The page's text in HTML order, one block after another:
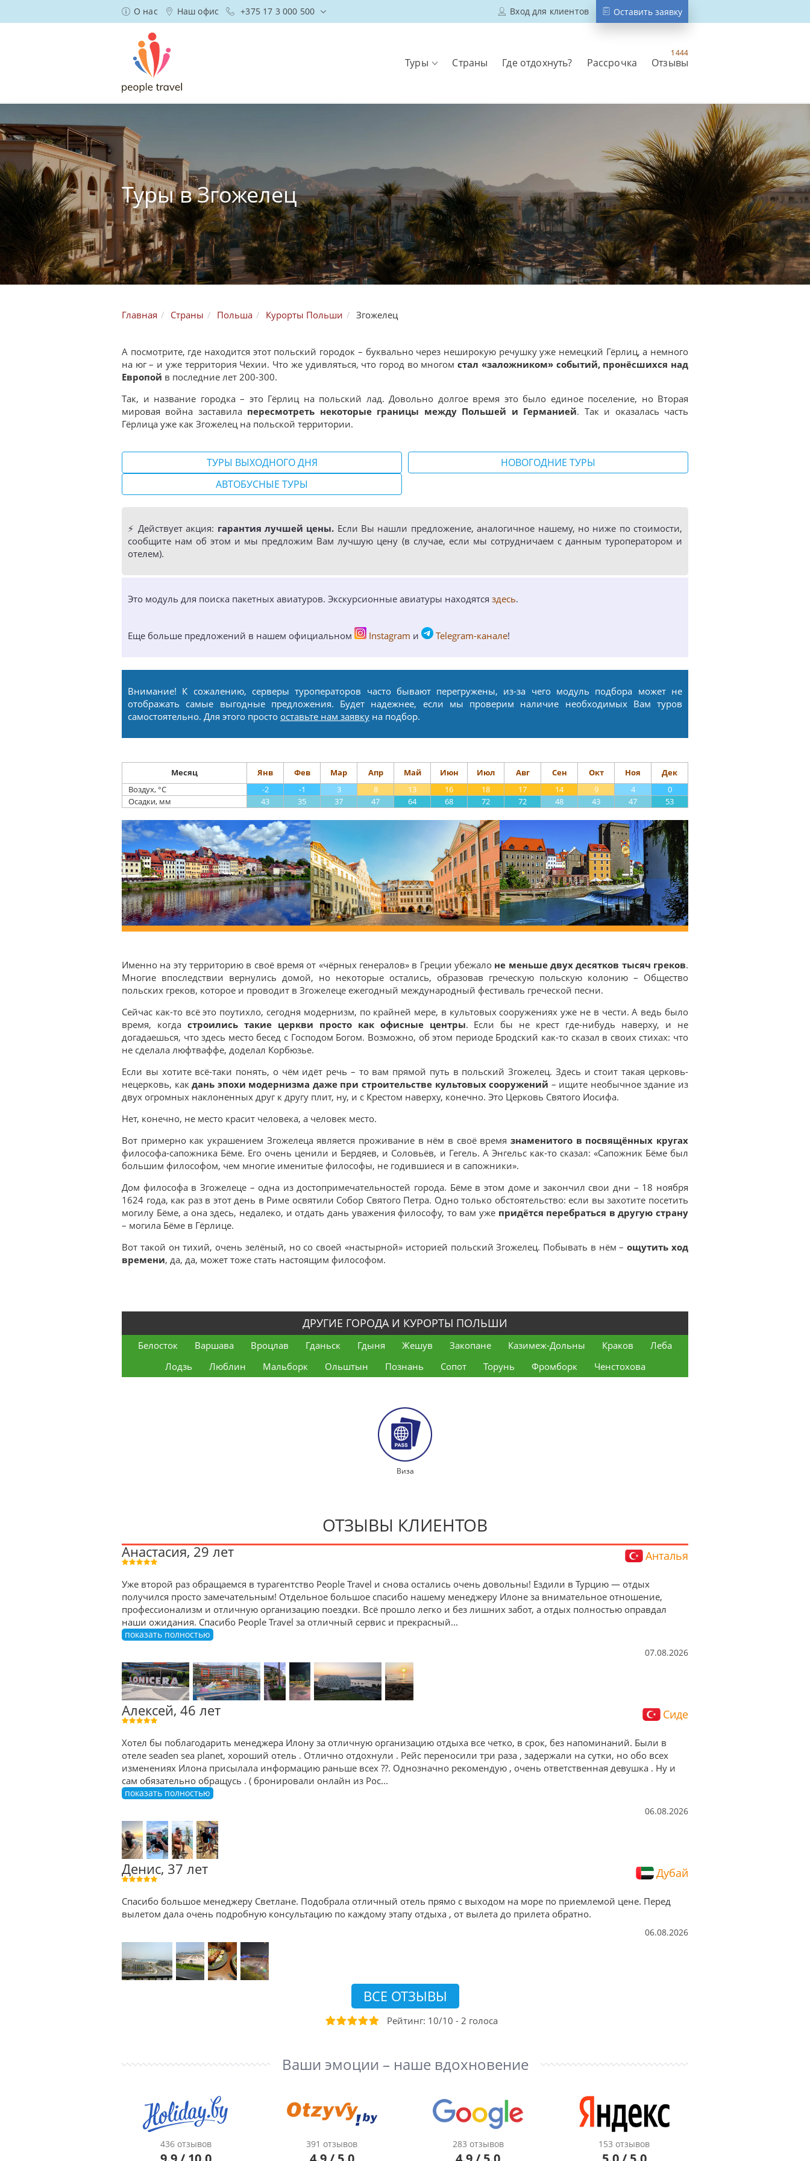
О нас Наш офис +375 17 3 000 500 Вход для клиентов Оставить заявку
Туры Страны Где отдохнуть? Рассрочка Отзывы
1444
Туры в Згожелец
Главная Страны Польша Курорты Польши Згожелец
А посмотрите, где находится этот польский городок – буквально через неширокую речушку уже немецкий Гёрлиц, а немного
на юг – и уже территория Чехии. Что же удивляться, что город во многомстал «заложником» событий, пронёсшихся над
Европой в последние лет 200-300.
Так, и название городка – это Гёрлиц на польский лад. Довольно долгое время это было единое поселение, но Вторая
мировая война заставила пересмотреть некоторые границы между Польшей и Германией. Так и оказалась часть
Гёрлица уже как Згожелец на польской территории.
ТУРЫ ВЫХОДНОГО ДНЯ
НОВОГОДНИЕ ТУРЫ
АВТОБУСНЫЕ ТУРЫ
⚡️ Действует акция: гарантия лучшей цены. Если Вы нашли предложение, аналогичное нашему, но ниже по стоимости,
сообщите нам об этом и мы предложим Вам лучшую цену (в случае, если мы сотрудничаем с данным туроператором и
отелем).
Это модуль для поиска пакетных авиатуров. Экскурсионные авиатуры находятся здесь.
Еще больше предложений в нашем официальном Instagram и Telegram-канале!
Внимание! К сожалению, серверы туроператоров часто бывают перегружены, из-за чего модуль подбора может не
отображать самые выгодные предложения. Будет надежнее, если мы проверим наличие необходимых Вам туров
самостоятельно. Для этого просто оставьте нам заявку на подбор.
Месяц Янв Фев Мар Апр Май Июн Июл Авг Сен Окт Ноя
Дек
Воздух, °С
-2 -1 3 8 13 16 18 17 14 9 4
0
Осадки, мм
43 35 37 47 64 68 72 72 48 43 47 53
Именно на эту территорию в своё время от «чёрных генералов» в Греции убежало не меньше двух десятков тысяч греков.
Многие впоследствии вернулись домой, но некоторые остались, образовав греческую польскую колонию – Общество
польских греков, которое и проводит в Згожелеце ежегодный международный фестиваль греческой песни.
Сейчас как-то всё это поутихло, сегодня модернизм, по крайней мере, в культовых сооружениях уже не в чести. А ведь было
время, когда строились такие церкви просто как офисные центры. Если бы не крест где-нибудь наверху, и не
догадаешься, что здесь место бесед с Господом Богом. Возможно, об этом периоде Бродский как-то сказал в своих стихах: что
не сделала люфтваффе, доделал Корбюзье.
Если вы хотите всё-таки понять, о чём идёт речь – то вам прямой путь в польский Згожелец. Здесь и стоит такая церковь-
нецерковь, какдань эпохи модернизма даже при строительстве культовых сооружений – ищите необычное здание из
двух огромных наклоненных друг к другу плит, ну, и с Крестом наверху, конечно. Это Церковь Святого Иосифа.
Нет, конечно, не место красит человека, а человек место.
Вот примерно как украшением Згожелеца является проживание в нём в своё время знаменитого в посвящённых кругах
философа-сапожника Бёме. Его очень ценили и Бердяев, и Соловьёв, и Гегель. А Энгельс как-то сказал: «Сапожник Бёме был
большим философом, чем многие именитые философы, не годившиеся и в сапожники».
Дом философа в Згожелеце – одна из достопримечательностей города. Бёме в этом доме и закончил свои дни – 18 ноября
1624 года, как раз в этот день в Риме освятили Собор Святого Петра. Одно только обстоятельство: если вы захотите посетить
могилу Бёме, а она здесь, недалеко, и отдать дань уважения философу, то вам уже придётся перебраться в другую страну
– могила Бёме в Гёрлице.
Вот такой он тихий, очень зелёный, но со своей «настырной» историей польский Згожелец. Побывать в нём –ощутить ход
времени, да, да, может тоже стать настоящим философом.
ДРУГИЕ ГОРОДА И КУРОРТЫ ПОЛЬШИ
Белосток Варшава Вроцлав Гданьск Гдыня Жешув Закопане Казимеж-Дольны Краков
Леба
Лодзь
Люблин Мальборк Ольштын Познань Сопот Торунь Фромборк Ченстохова
Виза
ОТЗЫВЫ КЛИЕНТОВ
Анастасия, 29 лет Анталья
Уже второй раз обращаемся в турагентство People Travel и снова остались очень довольны! Ездили в Турцию — отдых
получился просто замечательным! Отдельное большое спасибо нашему менеджеру Илоне за внимательное отношение,
профессионализм и отличную организацию поездки. Всё прошло легко и без лишних забот, а отдых полностью оправдал
наши ожидания. Спасибо People Travel за отличный сервис и прекрасный...
показать полностью
07.08.2026
Алексей, 46 лет Сиде
Хотел бы поблагодарить менеджера Илону за отличную организацию отдыха все четко, в срок, без напоминаний. Были в
отеле seaden sea planet, хороший отель . Отлично отдохнули . Рейс переносили три раза , задержали на сутки, но обо всех
изменениях Илона присылала информацию раньше всех ??. Однозначно рекомендую , очень ответственная девушка . Ну и
сам обязательно обращусь . ( бронировали онлайн из Рос...
показать полностью
06.08.2026
Денис, 37 лет Дубай
Спасибо большое менеджеру Светлане. Подобрала отличный отель прямо с выходом на море по приемлемой цене. Перед
вылетом дала очень подробную консультацию по каждому этапу отдыха , от вылета до прилета обратно.
06.08.2026
ВСЕ ОТЗЫВЫ
Рейтинг: 10/10 - 2 голоса
Ваши эмоции – наше вдохновение
436 отзывов 391 отзывов 283 отзывов 153 отзывов